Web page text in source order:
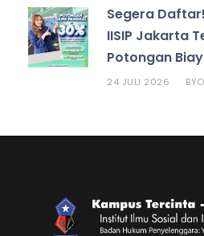
Segera
IISIP Jakarta
Potongan
24 JULI 2026 BY